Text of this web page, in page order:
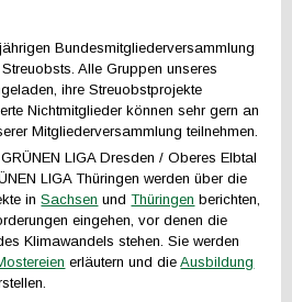
Bundesmitgliederversammlung
Alle Gruppen unseres
ihre Streuobstprojekte
Nichtmitglieder können sehr gern an
Mitgliederversammlung teilnehmen.
LIGA Dresden / Oberes Elbtal
LIGA Thüringen werden über die
inSachsen undThüringen berichten,
eingehen, vor denen die
Klimawandels stehen. Sie werden
erläutern und dieAusbildung